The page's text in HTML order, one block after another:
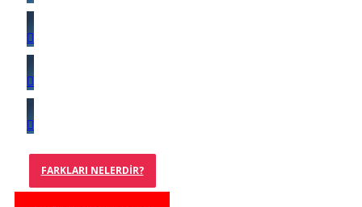
FARKLARI NELERDIR?